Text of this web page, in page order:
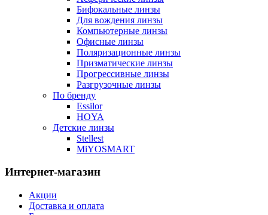
Бифокальные линзы
Для вождения линзы
Компьютерные линзы
Офисные линзы
Поляризационные линзы
Призматические линзы
Прогрессивные линзы
Разгрузочные линзы
По бренду
Essilor
HOYA
Детские линзы
Stellest
MiYOSMART
Интернет-магазин
Акции
Доставка и оплата